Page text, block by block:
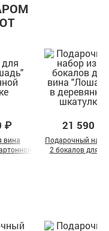
₽
вина
21 590 ₽
Подарочный
2 бокалов для